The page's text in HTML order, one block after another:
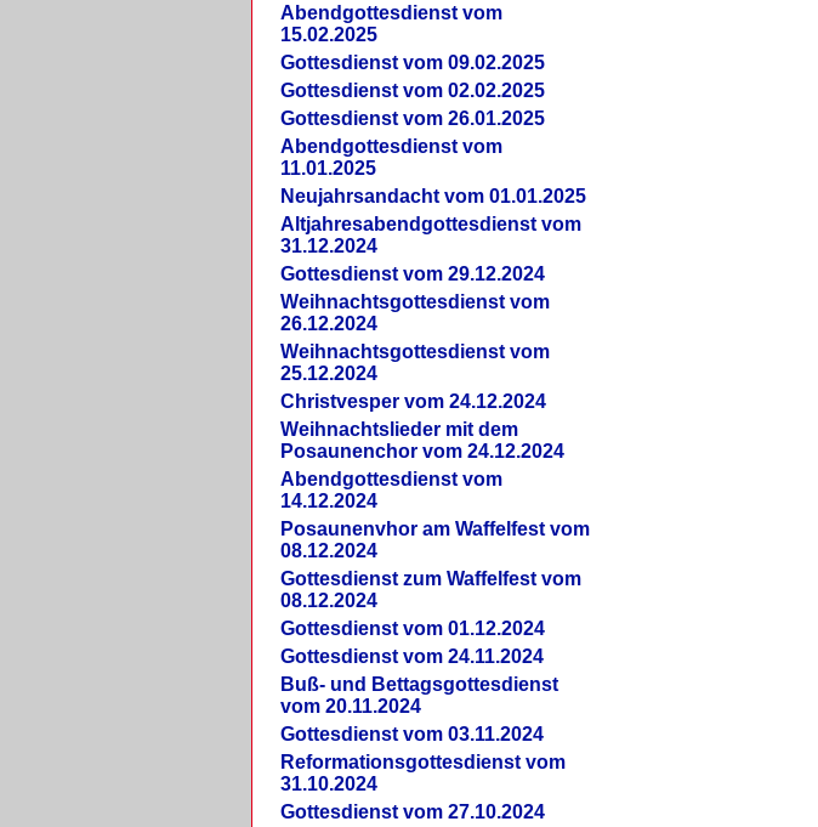
Abendgottesdienst vom
15.02.2025
Gottesdienst vom 09.02.2025
Gottesdienst vom 02.02.2025
Gottesdienst vom 26.01.2025
Abendgottesdienst vom
11.01.2025
Neujahrsandacht vom 01.01.2025
Altjahresabendgottesdienst vom
31.12.2024
Gottesdienst vom 29.12.2024
Weihnachtsgottesdienst vom
26.12.2024
Weihnachtsgottesdienst vom
25.12.2024
Christvesper vom 24.12.2024
Weihnachtslieder mit dem
Posaunenchor vom 24.12.2024
Abendgottesdienst vom
14.12.2024
Posaunenvhor am Waffelfest vom
08.12.2024
Gottesdienst zum Waffelfest vom
08.12.2024
Gottesdienst vom 01.12.2024
Gottesdienst vom 24.11.2024
Buß- und Bettagsgottesdienst
vom 20.11.2024
Gottesdienst vom 03.11.2024
Reformationsgottesdienst vom
31.10.2024
Gottesdienst vom 27.10.2024